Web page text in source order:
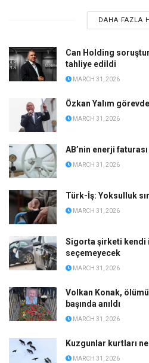
DAHA FAZLA
Can Holding
tahliye edildi
MARCH 31, 2026
Özkan Yalım
MARCH 31, 2026
AB’nin enerji
MARCH 31, 2026
Türk-İş: Yoksulluk
MARCH 31, 2026
Sigorta şirketi kendi
seçemeyecek
MARCH 31, 2026
Volkan Konak,
başında anıldı
MARCH 31, 2026
Kuzgunlar kurtları
MARCH 31, 2026